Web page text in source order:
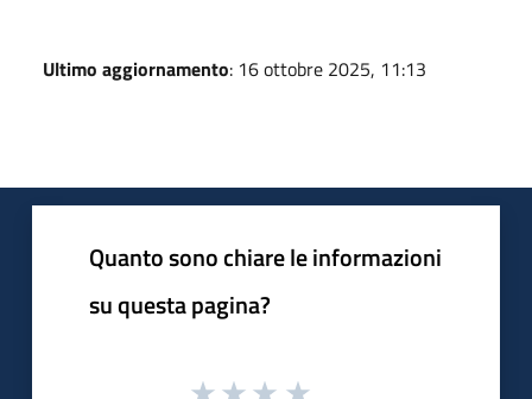
Ultimo aggiornamento: 16 ottobre 2025, 11:13
Quanto sono chiare le informazioni
su questa pagina?